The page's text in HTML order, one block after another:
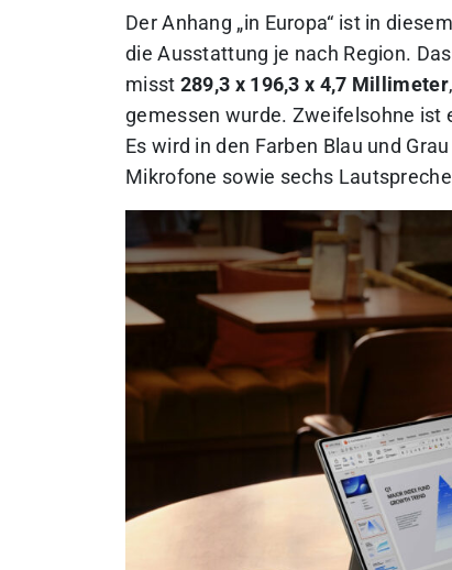
Der Anhang „in Europa“ ist in
die Ausstattung je nach Region.
misst 289,3 x 196,3 x 4,7 Millimeter
gemessen wurde. Zweifelsohne ist
Es wird in den Farben Blau und
Mikrofone sowie sechs